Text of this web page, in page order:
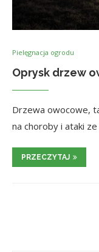
Pielęgnacja ogrodu
Oprysk drzew
Drzewa owocowe,
na choroby i ataki
PRZECZYTAJ